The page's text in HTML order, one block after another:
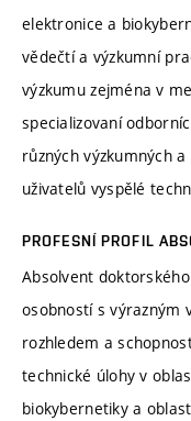
elektronice a
vědečtí a výzkumní
výzkumu zejména v
specializovaní
různých výzkumných
uživatelů vyspělé
PROFESNÍ PROFIL
Absolvent
osobností s výrazným
rozhledem a
technické úlohy v
biokybernetiky a